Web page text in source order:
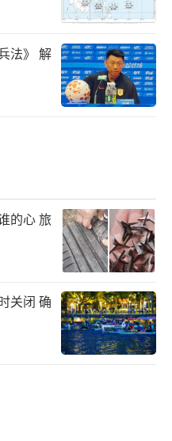
法》 解
的心 旅
关闭 确